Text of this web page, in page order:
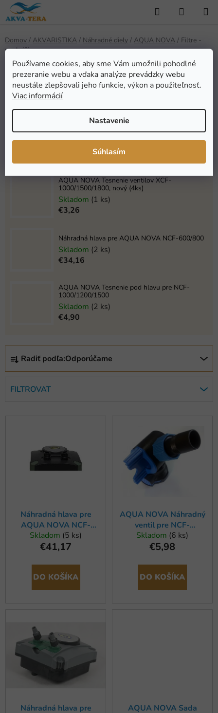
Používame cookies, aby sme Vám umožnili pohodlné
prezeranie webu a vďaka analýze prevádzky webu
neustále zlepšovali jeho funkcie, výkon a použiteľnosť.
Viac informácií
Nastavenie
Súhlasím
Prejsť
na
Hľadať
Domov / AKVARISTIKA / Náhradné diely / AQUA NOVA / Filtre -
vonkajšie
Filtre - vonkajšie
Najpredávanejšie
AQUA NOVA Náhradný ventil pre NCF-
1000/1200/1500
(6 ks)
AQUA NOVA Tesnenie ventilov XCF-
1000/1500/1800, nový (4ks)
Skladom (1 ks)
€3,26
Náhradná hlava pre AQUA NOVA NCF-600/800
Skladom (2 ks)
€34,16
AQUA NOVA Tesnenie pod hlavu pre NCF-
1000/1200/1500
Skladom (2 ks)
€4,90
R
d
Radiť podľa:Odporúčame
FILTROVAT
Náhradná hlava pre
AQUA NOVA NCF-
1000/1200/1500
Skladom (5 ks)
€41,17
DO KOŠÍKA
AQUA NOVA Náhradný
ventil pre NCF-
1000/1200/1500
Skladom (6 ks)
€5,98
DO KOŠÍKA
Náhradná hlava pre
AQUA NOVA Sada